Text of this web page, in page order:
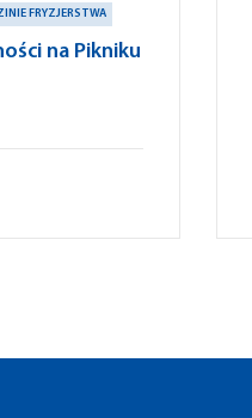
FRYZJERSTWA
na Pikniku